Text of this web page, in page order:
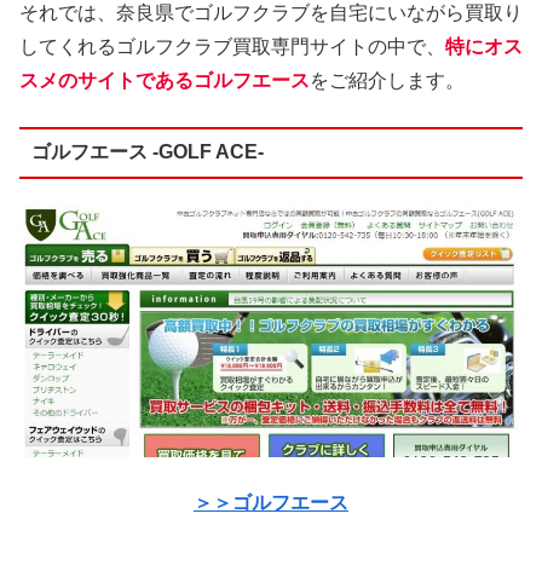
それでは、奈良県でゴルフクラブを自宅にいながら買取り
してくれるゴルフクラブ買取専門サイトの中で、 特にオス
スメのサイトであるゴルフエースをご紹介します。
ゴルフエース -GOLF ACE-
＞＞ゴルフエース